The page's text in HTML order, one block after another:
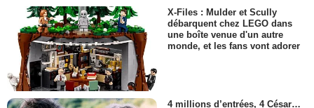
X-Files : Mulder et Scully
débarquent chez LEGO dans
une boîte venue d'un autre
monde, et les fans vont adorer
4 millions d’entrées, 4 César…